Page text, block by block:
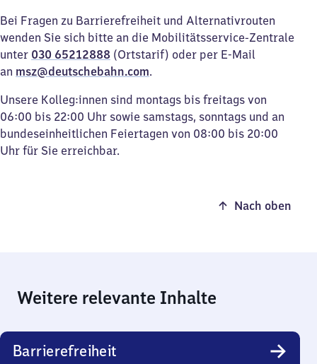
Bei Fragen zu Barrierefreiheit und Alternativrouten
wenden Sie sich bitte an die Mobilitätsservice-Zentrale
unter 030 65212888 (Ortstarif) oder per E-Mail
an msz@deutschebahn.com.
Unsere Kolleg:innen sind montags bis freitags von
06:00 bis 22:00 Uhr sowie samstags, sonntags und an
bundeseinheitlichen Feiertagen von 08:00 bis 20:00
Uhr für Sie erreichbar.
Nach oben
Weitere relevante Inhalte
Barrierefreiheit